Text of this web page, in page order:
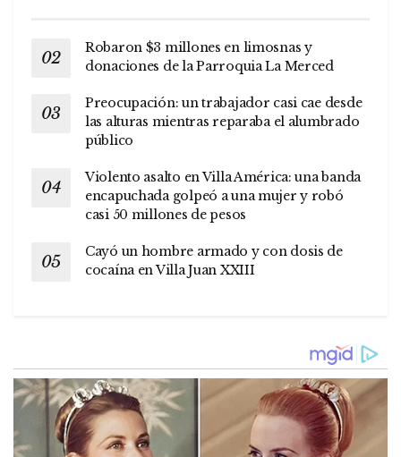
Robaron $3 millones en limosnas y
donaciones de la Parroquia La Merced
Preocupación: un trabajador casi cae desde
las alturas mientras reparaba el alumbrado
público
Violento asalto en Villa América: una banda
encapuchada golpeó a una mujer y robó
casi 50 millones de pesos
Cayó un hombre armado y con dosis de
cocaína en Villa Juan XXIII